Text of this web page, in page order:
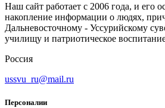
Наш сайт работает с 2006 года, и его
накопление информации о людях,
Дальневосточному - Уссурийскому
училищу и патриотическое
Россия
ussvu_ru@mail.ru
Персоналии